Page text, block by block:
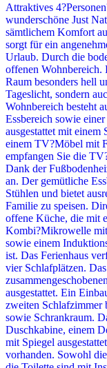
Attraktives
wunderschöne Just
sämtlichem Komfort
sorgt für ein
Urlaub. Durch die
offenen Wohnbereich.
Raum besonders hell
Tageslicht, sondern
Wohnbereich besteht
Essbereich sowie
ausgestattet mit einem
einem TV?Möbel mit
empfangen Sie die
Dank der
an. Der gemütliche
Stühlen und bietet
Familie zu speisen.
offene Küche, die mit
Kombi?Mikrowelle
sowie einem
ist. Das Ferienhaus
vier Schlafplätzen.
ausgestattet. Ein
zweiten Schlafzimmer
sowie Schrankraum.
Duschkabine, einem
mit Spiegel
vorhanden. Sowohl